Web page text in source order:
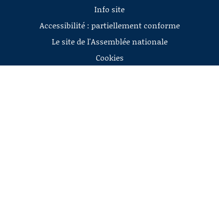
Info site
Accessibilité : partiellement conforme
Le site de l'Assemblée nationale
Cookies